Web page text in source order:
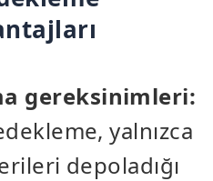
gereksinimleri:
yalnızca
depoladığı